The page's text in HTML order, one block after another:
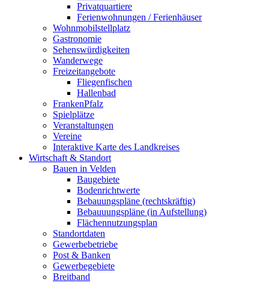
Privatquartiere
Ferienwohnungen / Ferienhäuser
Wohnmobilstellplatz
Gastronomie
Sehenswürdigkeiten
Wanderwege
Freizeitangebote
Fliegenfischen
Hallenbad
FrankenPfalz
Spielplätze
Veranstaltungen
Vereine
Interaktive Karte des Landkreises
Wirtschaft & Standort
Bauen in Velden
Baugebiete
Bodenrichtwerte
Bebauungspläne (rechtskräftig)
Bebauuungspläne (in Aufstellung)
Flächennutzungsplan
Standortdaten
Gewerbebetriebe
Post & Banken
Gewerbegebiete
Breitband